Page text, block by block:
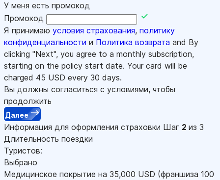
У меня есть промокод
Промокод
Я принимаю условия страхования, политику
конфиденциальности и Политика возврата and By
clicking "Next", you agree to a monthly subscription,
starting on the policy start date. Your card will be
charged 45 USD every 30 days.
Вы должны согласиться с условиями, чтобы
продолжить
Далее
Информация для оформления страховки Шаг 2 из 3
Длительность поездки
Туристов:
Выбрано
Медицинское покрытие на 35,000 USD (франшиза 100